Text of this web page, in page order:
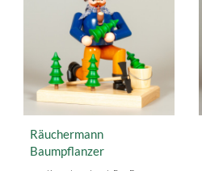
Räuchermann
Baumpflanzer